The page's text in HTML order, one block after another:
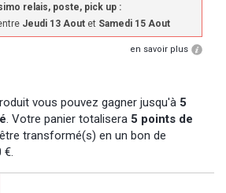
relais, poste, pick up :
Jeudi 13 Aout et Samedi 15 Aout
en savoir plus
vous pouvez gagner jusqu'à 5
. Votre panier totalisera 5 points de
transformé(s) en un bon de
€.